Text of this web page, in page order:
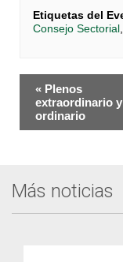
Etiquetas del
Consejo Sectorial,
Navegación
del
Evento
« Plenos
extraordinario y
ordinario
Más noticias